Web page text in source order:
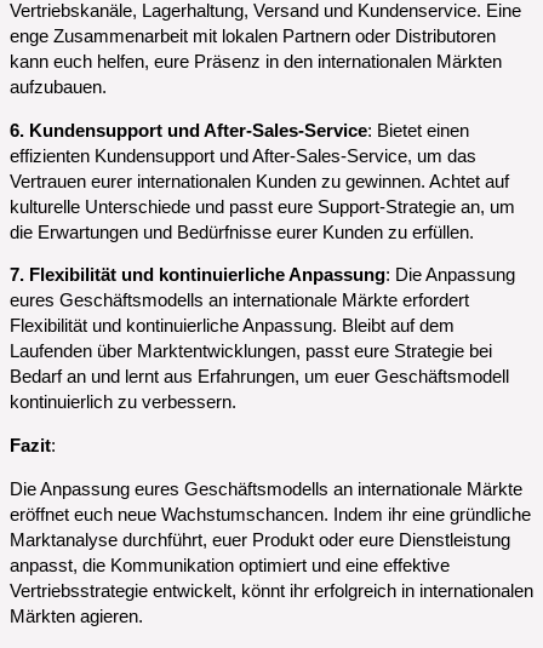
Vertriebskanäle, Lagerhaltung, Versand und Kundenservice. Eine
enge Zusammenarbeit mit lokalen Partnern oder Distributoren
kann euch helfen, eure Präsenz in den internationalen Märkten
aufzubauen.
6. Kundensupport und After-Sales-Service: Bietet einen
effizienten Kundensupport und After-Sales-Service, um das
Vertrauen eurer internationalen Kunden zu gewinnen. Achtet auf
kulturelle Unterschiede und passt eure Support-Strategie an, um
die Erwartungen und Bedürfnisse eurer Kunden zu erfüllen.
7. Flexibilität und kontinuierliche Anpassung: Die Anpassung
eures Geschäftsmodells an internationale Märkte erfordert
Flexibilität und kontinuierliche Anpassung. Bleibt auf dem
Laufenden über Marktentwicklungen, passt eure Strategie bei
Bedarf an und lernt aus Erfahrungen, um euer Geschäftsmodell
kontinuierlich zu verbessern.
Fazit:
Die Anpassung eures Geschäftsmodells an internationale Märkte
eröffnet euch neue Wachstumschancen. Indem ihr eine gründliche
Marktanalyse durchführt, euer Produkt oder eure Dienstleistung
anpasst, die Kommunikation optimiert und eine effektive
Vertriebsstrategie entwickelt, könnt ihr erfolgreich in internationalen
Märkten agieren.